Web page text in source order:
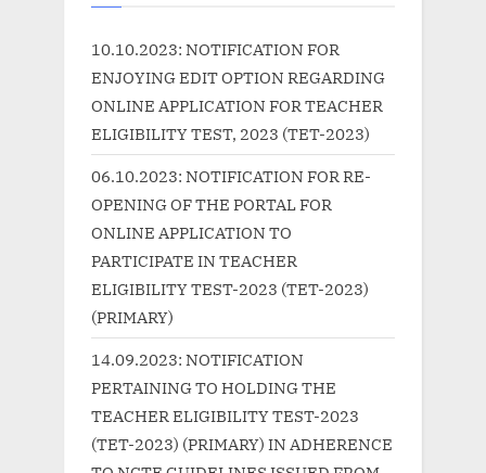
10.10.2023: NOTIFICATION FOR
ENJOYING EDIT OPTION REGARDING
ONLINE APPLICATION FOR TEACHER
ELIGIBILITY TEST, 2023 (TET-2023)
06.10.2023: NOTIFICATION FOR RE-
OPENING OF THE PORTAL FOR
ONLINE APPLICATION TO
PARTICIPATE IN TEACHER
ELIGIBILITY TEST-2023 (TET-2023)
(PRIMARY)
14.09.2023: NOTIFICATION
PERTAINING TO HOLDING THE
TEACHER ELIGIBILITY TEST-2023
(TET-2023) (PRIMARY) IN ADHERENCE